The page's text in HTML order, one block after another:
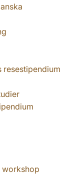
resestipendium
workshop